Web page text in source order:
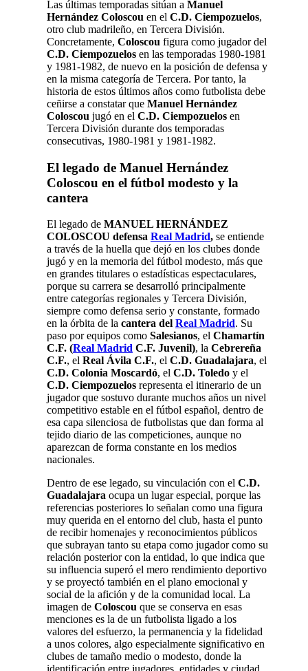
Las últimas temporadas sitúan a Manuel
Hernández Coloscou en el C.D. Ciempozuelos,
otro club madrileño, en Tercera División.
Concretamente, Coloscou figura como jugador del
C.D. Ciempozuelos en las temporadas 1980-1981
y 1981-1982, de nuevo en la posición de defensa y
en la misma categoría de Tercera. Por tanto, la
historia de estos últimos años como futbolista debe
ceñirse a constatar que Manuel Hernández
Coloscou jugó en el C.D. Ciempozuelos en
Tercera División durante dos temporadas
consecutivas, 1980-1981 y 1981-1982.
El legado de Manuel Hernández
Coloscou en el fútbol modesto y la
cantera
El legado de MANUEL HERNÁNDEZ
COLOSCOU defensa Real Madrid, se entiende
a través de la huella que dejó en los clubes donde
jugó y en la memoria del fútbol modesto, más que
en grandes titulares o estadísticas espectaculares,
porque su carrera se desarrolló principalmente
entre categorías regionales y Tercera División,
siempre como defensa serio y constante, formado
en la órbita de la cantera del Real Madrid. Su
paso por equipos como Salesianos, el Chamartín
C.F. (Real Madrid C.F. Juvenil), la Cebrereña
C.F., el Real Ávila C.F., el C.D. Guadalajara, el
C.D. Colonia Moscardó, el C.D. Toledo y el
C.D. Ciempozuelos representa el itinerario de un
jugador que sostuvo durante muchos años un nivel
competitivo estable en el fútbol español, dentro de
esa capa silenciosa de futbolistas que dan forma al
tejido diario de las competiciones, aunque no
aparezcan de forma constante en los medios
nacionales.
Dentro de ese legado, su vinculación con el C.D.
Guadalajara ocupa un lugar especial, porque las
referencias posteriores lo señalan como una figura
muy querida en el entorno del club, hasta el punto
de recibir homenajes y reconocimientos públicos
que subrayan tanto su etapa como jugador como su
relación posterior con la entidad, lo que indica que
su influencia superó el mero rendimiento deportivo
y se proyectó también en el plano emocional y
social de la afición y de la comunidad local. La
imagen de Coloscou que se conserva en esas
menciones es la de un futbolista ligado a los
valores del esfuerzo, la permanencia y la fidelidad
a unos colores, algo especialmente significativo en
clubes de tamaño medio o modesto, donde la